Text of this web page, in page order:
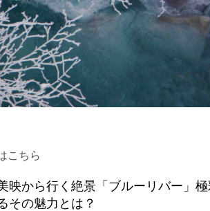
こちら
映から行く絶景「ブルーリバー」
その魅力とは？